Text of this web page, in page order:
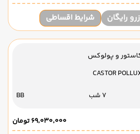
رایگان شرایط اقساطی
و پولوکس
CASTOR
7 شب BB
۶۹٬۰۳۰٬۰۰۰ تومان